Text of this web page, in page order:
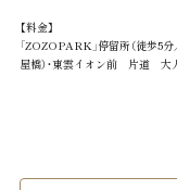
【料金】
「ZOZOPARK」停留所（徒歩5
屋橋）・東雲イオン前 片道 大人